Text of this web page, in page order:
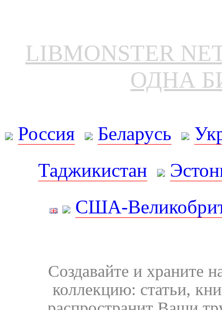
LIBMONSTER
ОДНА
Россия Беларусь
Таджикистан
США-
Создавайте и храните
коллекцию: статьи,